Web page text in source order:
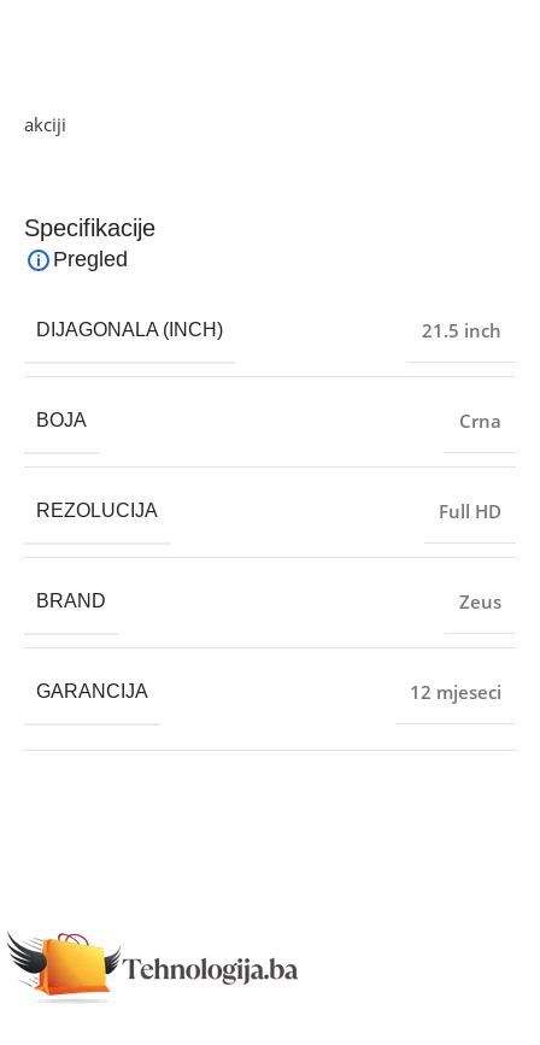
akciji
Specifikacije
Pregled
DIJAGONALA (INCH) 21.5 inch
BOJA Crna
REZOLUCIJA Full HD
BRAND Zeus
GARANCIJA 12 mjeseci